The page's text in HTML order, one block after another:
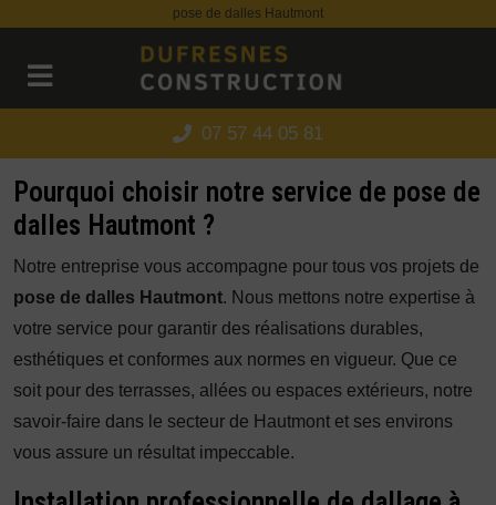
pose de dalles Hautmont
07 57 44 05 81
Pourquoi choisir notre service de pose de
dalles Hautmont ?
Notre entreprise vous accompagne pour tous vos projets de
pose de dalles Hautmont. Nous mettons notre expertise à
votre service pour garantir des réalisations durables,
esthétiques et conformes aux normes en vigueur. Que ce
soit pour des terrasses, allées ou espaces extérieurs, notre
savoir-faire dans le secteur de Hautmont et ses environs
vous assure un résultat impeccable.
Panneau de gestion des cookies